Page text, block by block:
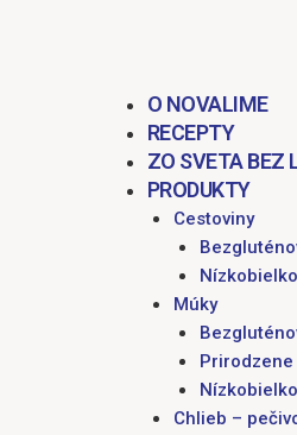
O NOVALIME
RECEPTY
ZO SVETA BEZ
PRODUKTY
Cestoviny
Múky
Chlieb –